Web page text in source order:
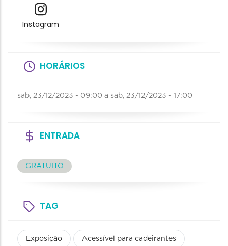
Instagram
HORÁRIOS
sab, 23/12/2023 - 09:00 a sab, 23/12/2023 - 17:00
ENTRADA
GRATUITO
TAG
Exposição Acessível para cadeirantes